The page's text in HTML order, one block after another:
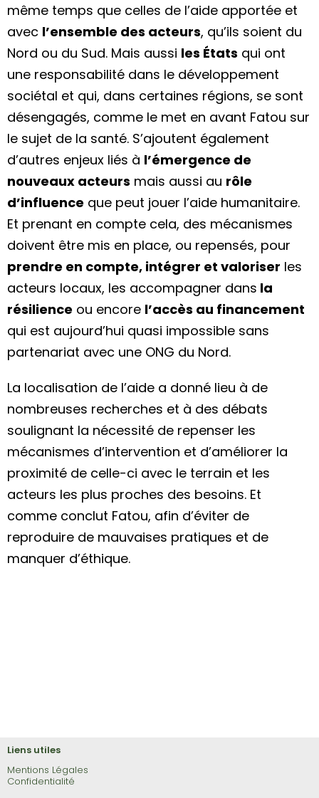
même temps que celles de l’aide apportée et
avec l’ensemble des acteurs, qu’ils soient du
Nord ou du Sud. Mais aussi les États qui ont
une responsabilité dans le développement
sociétal et qui, dans certaines régions, se sont
désengagés, comme le met en avant Fatou sur
le sujet de la santé. S’ajoutent également
d’autres enjeux liés à l’émergence de
nouveaux acteurs mais aussi au rôle
d’influence que peut jouer l’aide humanitaire.
Et prenant en compte cela, des mécanismes
doivent être mis en place, ou repensés, pour
prendre en compte, intégrer et valoriser les
acteurs locaux, les accompagner dans la
résilience ou encore l’accès au financement
qui est aujourd’hui quasi impossible sans
partenariat avec une ONG du Nord.
La localisation de l’aide a donné lieu à de
nombreuses recherches et à des débats
soulignant la nécessité de repenser les
mécanismes d’intervention et d’améliorer la
proximité de celle-ci avec le terrain et les
acteurs les plus proches des besoins. Et
comme conclut Fatou, afin d’éviter de
reproduire de mauvaises pratiques et de
manquer d’éthique.
Liens utiles
Mentions Légales
Confidentialité